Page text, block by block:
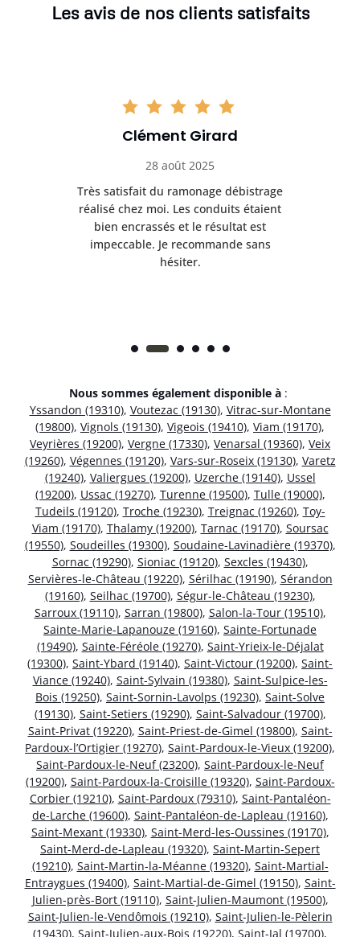
Les avis de nos clients satisfaits
Clément Girard
28 août 2025
Très satisfait du ramonage débistrage
réalisé chez moi. Les conduits étaient
bien encrassés et le résultat est
impeccable. Je recommande sans
hésiter.
Nous sommes également disponible à :
Yssandon (19310), Voutezac (19130), Vitrac-sur-Montane
(19800), Vignols (19130), Vigeois (19410), Viam (19170),
Veyrières (19200), Vergne (17330), Venarsal (19360), Veix
(19260), Végennes (19120), Vars-sur-Roseix (19130), Varetz
(19240), Valiergues (19200), Uzerche (19140), Ussel
(19200), Ussac (19270), Turenne (19500), Tulle (19000),
Tudeils (19120), Troche (19230), Treignac (19260), Toy-
Viam (19170), Thalamy (19200), Tarnac (19170), Soursac
(19550), Soudeilles (19300), Soudaine-Lavinadière (19370),
Sornac (19290), Sioniac (19120), Sexcles (19430),
Servières-le-Château (19220), Sérilhac (19190), Sérandon
(19160), Seilhac (19700), Ségur-le-Château (19230),
Sarroux (19110), Sarran (19800), Salon-la-Tour (19510),
Sainte-Marie-Lapanouze (19160), Sainte-Fortunade
(19490), Sainte-Féréole (19270), Saint-Yrieix-le-Déjalat
(19300), Saint-Ybard (19140), Saint-Victour (19200), Saint-
Viance (19240), Saint-Sylvain (19380), Saint-Sulpice-les-
Bois (19250), Saint-Sornin-Lavolps (19230), Saint-Solve
(19130), Saint-Setiers (19290), Saint-Salvadour (19700),
Saint-Privat (19220), Saint-Priest-de-Gimel (19800), Saint-
Pardoux-l’Ortigier (19270), Saint-Pardoux-le-Vieux (19200),
Saint-Pardoux-le-Neuf (23200), Saint-Pardoux-le-Neuf
(19200), Saint-Pardoux-la-Croisille (19320), Saint-Pardoux-
Corbier (19210), Saint-Pardoux (79310), Saint-Pantaléon-
de-Larche (19600), Saint-Pantaléon-de-Lapleau (19160),
Saint-Mexant (19330), Saint-Merd-les-Oussines (19170),
Saint-Merd-de-Lapleau (19320), Saint-Martin-Sepert
(19210), Saint-Martin-la-Méanne (19320), Saint-Martial-
Entraygues (19400), Saint-Martial-de-Gimel (19150), Saint-
Julien-près-Bort (19110), Saint-Julien-Maumont (19500),
Saint-Julien-le-Vendômois (19210), Saint-Julien-le-Pèlerin
(19430), Saint-Julien-aux-Bois (19220), Saint-Jal (19700),